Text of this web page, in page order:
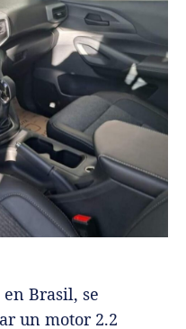
Brasil, se
un motor 2.2